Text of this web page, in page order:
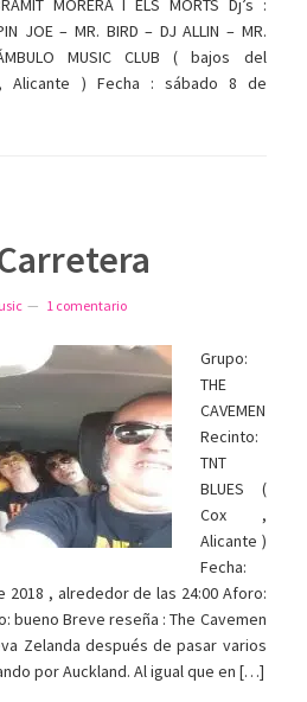
MORERA I ELS MORTS Dj’s :
JOE – MR. BIRD – DJ ALLIN – MR.
MUSIC CLUB ( bajos del
, Alicante ) Fecha : sábado 8 de
1 comentario
Grupo:
THE
CAVEMEN
Recinto:
TNT
BLUES (
Cox ,
Alicante )
Fecha:
2018 , alrededor de las 24:00 Aforo:
bueno Breve reseña : The Cavemen
Zelanda después de pasar varios
por Auckland. Al igual que en […]